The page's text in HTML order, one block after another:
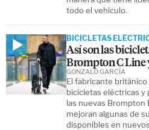
todo el vehículo.
BICICLETAS
Así son las
Brompton C Line
El fabricante
bicicletas eléctricas y
las nuevas Brompton
mejoran algunas de
disponibles en
GONZALO GARCÍA